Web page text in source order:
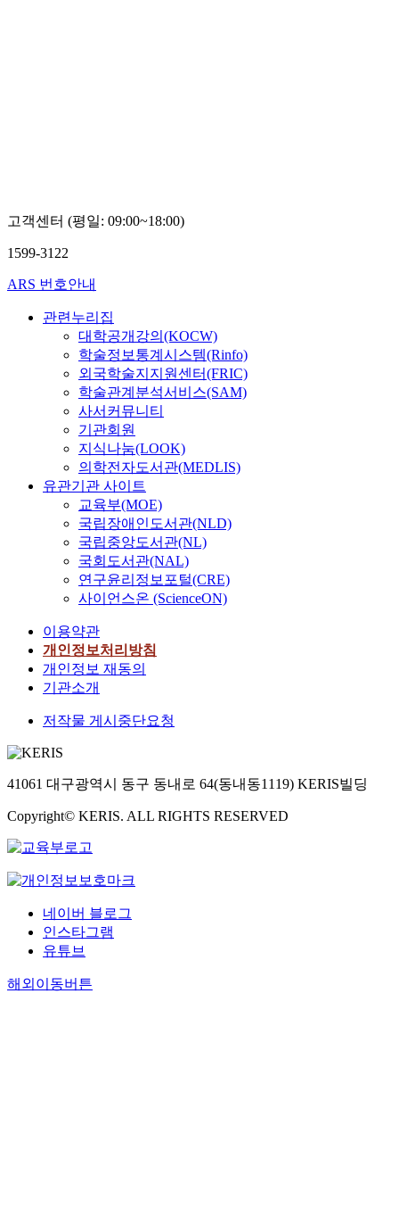
고객센터 (평일: 09:00~18:00)
1599-3122
ARS 번호안내
관련누리집
대학공개강의(KOCW)
학술정보통계시스템(Rinfo)
외국학술지지원센터(FRIC)
학술관계분석서비스(SAM)
사서커뮤니티
기관회원
지식나눔(LOOK)
의학전자도서관(MEDLIS)
유관기관 사이트
교육부(MOE)
국립장애인도서관(NLD)
국립중앙도서관(NL)
국회도서관(NAL)
연구윤리정보포털(CRE)
사이언스온 (ScienceON)
이용약관
개인정보처리방침
개인정보 재동의
기관소개
저작물 게시중단요청
41061 대구광역시 동구 동내로 64(동내동1119) KERIS빌딩
Copyright© KERIS. ALL RIGHTS RESERVED
네이버 블로그
인스타그램
유튜브
해외이동버튼